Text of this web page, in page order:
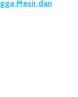
Mesir dan